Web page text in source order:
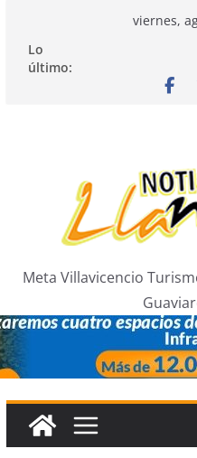
contenido
viernes,
Lo
último:
Meta Villavicencio